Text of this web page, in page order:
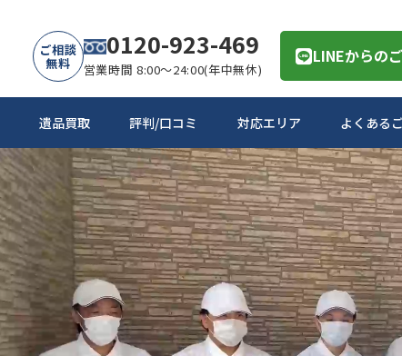
ご相談
無料
0120-923-469
営業時間 8:00～24:00(年中無休)
LINEからの
遺品買取 評判/口コミ 対応エリア よくある